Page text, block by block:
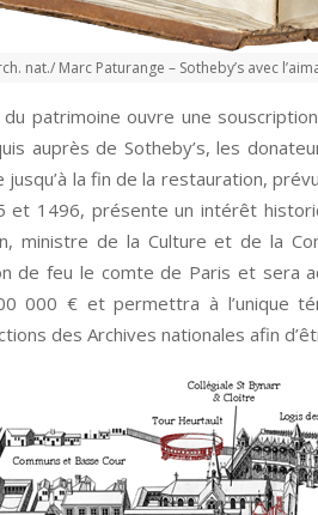
nat./ Marc Paturange – Sotheby’s avec
patrimoine ouvre une
auprès de Sotheby’s, les
la fin de la restauration,
et 1496, présente un intérêt
ministre de la Culture et de la
de feu le comte de Paris et sera
000 € et permettra à l’unique
des Archives nationales afin